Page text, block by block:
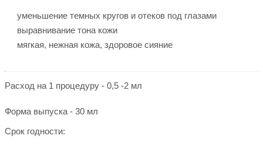
уменьшение темных кругов и отеков под глазами
выравнивание тона кожи
мягкая, нежная кожа, здоровое сияние
Расход на 1 процедуру - 0,5 -2 мл
Форма выпуска - 30 мл
Срок годности: